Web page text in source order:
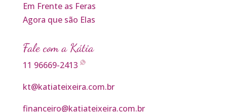
Em Frente as Feras
Agora que são Elas
Fale com a Kátia
11 96669-2413
kt@katiateixeira.com.br
financeiro@katiateixeira.com.br